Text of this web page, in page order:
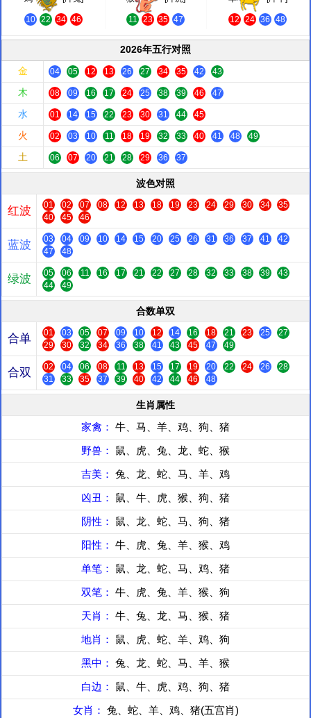
10 22 34 46 11 23 35 47 12 24 36 48
2026年五行对照
金
04 05 12 13 26 27 34 35 42 43
木 08 09 16 17 24 25 38 39 46 47
水 01 14 15 22 23 30 31 44 45
火 02 03 10 11 18 19 32 33 40 41 48 49
土 06 07 20 21 28 29 36 37
波色对照
红波 01 02 07 08 12 13 18 19 23 24 29 30 34
35
40
45 46
蓝波 03 04 09 10 14 15 20 25 26 31 36 37 41
42
47
48
绿波 05 06 11 16 17 21 22 27 28 32 33 38 39
43
44
49
合数单双
合单 01 03 05 07 09 10 12 14 16 18 21 23 25
27
29
30 32 34 36 38 41 43 45 47 49
合双 02 04 06 08 11 13 15 17 19 20 22 24 26
28
31
33 35 37 39 40 42 44 46 48
生肖属性
家禽： 牛、马、羊、鸡、狗、猪
野兽： 鼠、虎、兔、龙、蛇、猴
吉美： 兔、龙、蛇、马、羊、鸡
凶丑： 鼠、牛、虎、猴、狗、猪
阴性： 鼠、龙、蛇、马、狗、猪
阳性： 牛、虎、兔、羊、猴、鸡
单笔： 鼠、龙、蛇、马、鸡、猪
双笔： 牛、虎、兔、羊、猴、狗
天肖： 牛、兔、龙、马、猴、猪
地肖： 鼠、虎、蛇、羊、鸡、狗
黑中： 兔、龙、蛇、马、羊、猴
白边： 鼠、牛、虎、鸡、狗、猪
女肖： 兔、蛇、羊、鸡、猪(五宫肖)